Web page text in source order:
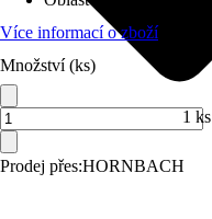
Prodej přes:HORNBACH
Více informací o zboží
Množství (ks)
1 ks